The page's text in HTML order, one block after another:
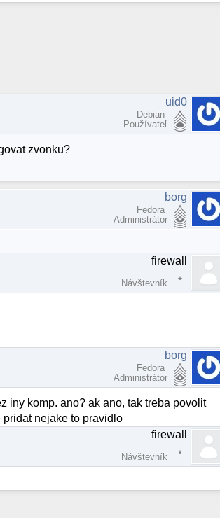
uid0
Debian
Používateľ
zvonku?
borg
Fedora
Administrátor
firewall
Návštevník
borg
Fedora
Administrátor
iny komp. ano? ak ano, tak treba povolit
nejake to pravidlo
firewall
Návštevník